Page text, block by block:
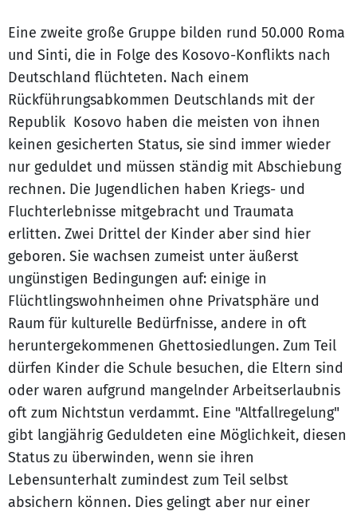
Eine zweite große Gruppe bilden rund 50.000 Roma
und Sinti, die in Folge des Kosovo-Konflikts nach
Deutschland flüchteten. Nach einem
Rückführungsabkommen Deutschlands mit der
Republik Kosovo haben die meisten von ihnen
keinen gesicherten Status, sie sind immer wieder
nur geduldet und müssen ständig mit Abschiebung
rechnen. Die Jugendlichen haben Kriegs- und
Fluchterlebnisse mitgebracht und Traumata
erlitten. Zwei Drittel der Kinder aber sind hier
geboren. Sie wachsen zumeist unter äußerst
ungünstigen Bedingungen auf: einige in
Flüchtlingswohnheimen ohne Privatsphäre und
Raum für kulturelle Bedürfnisse, andere in oft
heruntergekommenen Ghettosiedlungen. Zum Teil
dürfen Kinder die Schule besuchen, die Eltern sind
oder waren aufgrund mangelnder Arbeitserlaubnis
oft zum Nichtstun verdammt. Eine "Altfallregelung"
gibt langjährig Geduldeten eine Möglichkeit, diesen
Status zu überwinden, wenn sie ihren
Lebensunterhalt zumindest zum Teil selbst
absichern können. Dies gelingt aber nur einer